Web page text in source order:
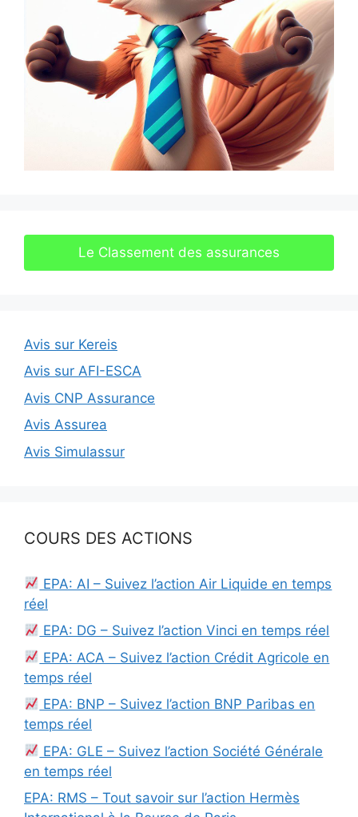
Le Classement des assurances
Avis sur Kereis
Avis sur AFI-ESCA
Avis CNP Assurance
Avis Assurea
Avis Simulassur
COURS DES ACTIONS
EPA: AI – Suivez l’action Air Liquide en temps
réel
EPA: DG – Suivez l’action Vinci en temps réel
EPA: ACA – Suivez l’action Crédit Agricole en
temps réel
EPA: BNP – Suivez l’action BNP Paribas en
temps réel
EPA: GLE – Suivez l’action Société Générale
en temps réel
EPA: RMS – Tout savoir sur l’action Hermès